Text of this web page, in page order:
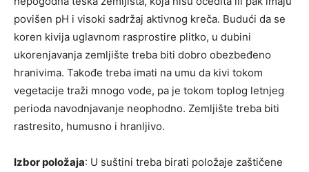
povišen pH i visoki sadržaj aktivnog kreča. Budući da se
koren kivija uglavnom rasprostire plitko, u dubini
ukorenjavanja zemljište treba biti dobro obezbeđeno
hranivima. Takođe treba imati na umu da kivi tokom
vegetacije traži mnogo vode, pa je tokom toplog letnjeg
perioda navodnjavanje neophodno. Zemljište treba biti
rastresito, humusno i hranljivo.
Izbor položaja: U suštini treba birati položaje zaštičene